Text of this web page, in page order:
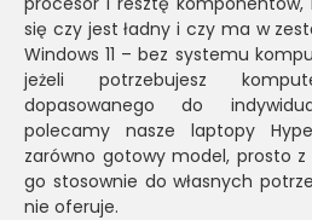
się czy jest ładny i czy ma w
Windows 11 – bez systemu
jeżeli potrzebujesz
dopasowanego do
polecamy nasze laptopy
zarówno gotowy model, prosto z
go stosownie do własnych
nie oferuje.